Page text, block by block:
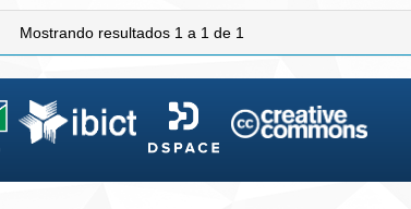
Mostrando resultados 1 a 1 de 1